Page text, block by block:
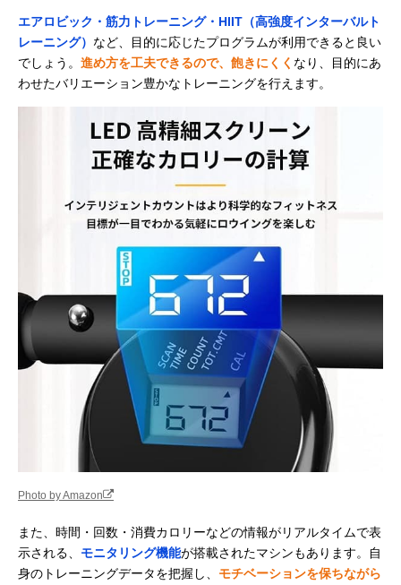
エアロビック・筋力トレーニング・HIIT（高強度インターバルト
レーニング） など、目的に応じたプログラムが利用できると良い
でしょう。 進め方を工夫できるので、飽きにくく なり、目的にあ
わせたバリエーション豊かなトレーニングを行えます。
Photo by Amazon
また、時間・回数・消費カロリーなどの情報がリアルタイムで表
示される、 モニタリング機能が搭載されたマシンもあります。自
身のトレーニングデータを把握し、 モチベーションを保ちながら